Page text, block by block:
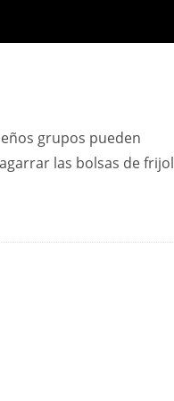
grupos pueden
las bolsas de